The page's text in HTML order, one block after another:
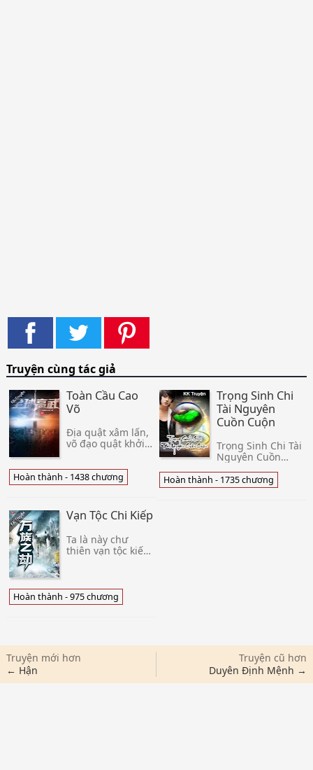
Truyện cùng tác giả
Toàn Cầu Cao
Võ
Địa quật xâm lấn,
võ đạo quật khởi.
cũng có đại tình
cảm, vì sinh tồn
mà chiến, vì thủ
nhìn tiểu nhân vật
Phư
Hoàn thành - 1438 chương
Trọng Sinh Chi
Tài Nguyên
Cuồn Cuộn
Trọng Sinh Chi Tài
Nguyên Cuồn
tóm tắt : làm sống
lại trở thành một
Hoàn thành - 1735 chương
Vạn Tộc Chi Kiếp
Ta là này chư
thiên vạn tộc kiếp!
Cảnh giới: Khai
Nguyên, Thiên
Hoàn thành - 975 chương
Truyện mới hơn
← Hận
Truyện cũ hơn
Duyên Định Mệnh →